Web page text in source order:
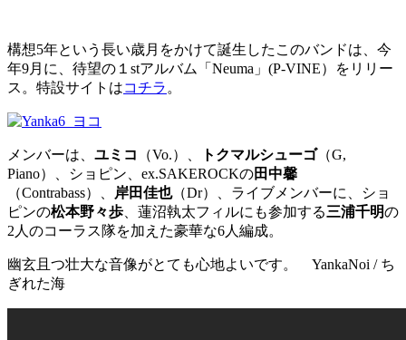
構想5年という長い歳月をかけて誕生したこのバンドは、今
年9月に、待望の１stアルバム「Neuma」(P-VINE）をリリー
ス。特設サイトはコチラ 。
メンバーは、 ユミコ （Vo.）、 トクマルシューゴ（G,
Piano）、ショピン、ex.SAKEROCKの田中馨
（Contrabass）、
岸田佳也（Dr）、ライブメンバーに、ショ
ピンの松本野々歩 、蓮沼執太フィルにも参加する三浦千明の
2人のコーラス隊を加えた豪華な6人編成。
幽玄且つ壮大な音像がとても心地よいです。 YankaNoi / ち
ぎれた海